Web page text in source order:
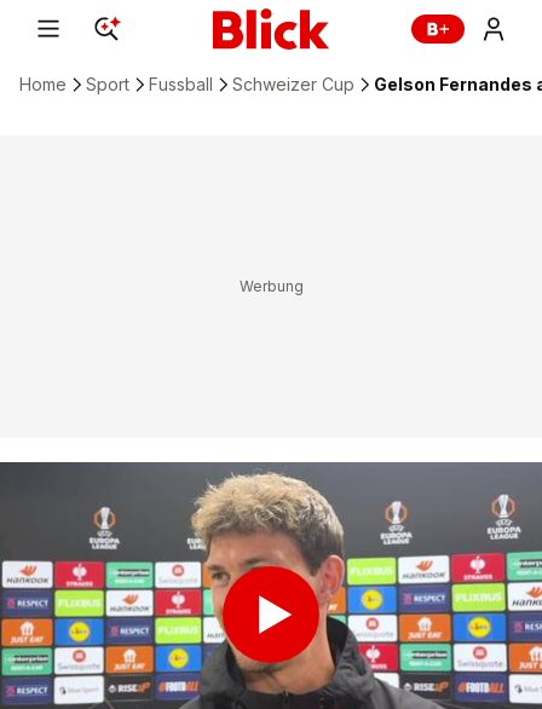
Home Sport Fussball Schweizer Cup Gelson Fernandes